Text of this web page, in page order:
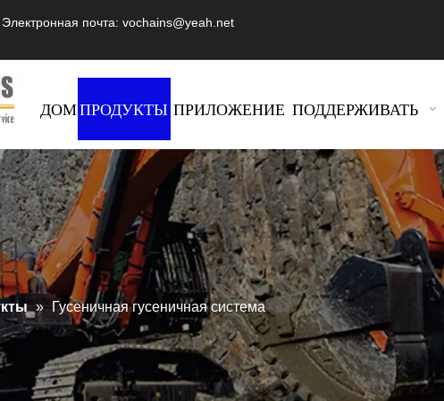
почта: vochains@yeah.net
ДОМПРОДУКТЫ ПРИЛОЖЕНИЕ ПОДДЕРЖИВАТЬ
» Гусеничная гусеничная система